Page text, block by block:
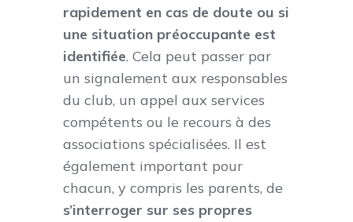
rapidement en cas de doute ou si
une situation préoccupante est
identifiée. Cela peut passer par
un signalement aux responsables
du club, un appel aux services
compétents ou le recours à des
associations spécialisées. Il est
également important pour
chacun, y compris les parents, de
s’interroger sur ses propres